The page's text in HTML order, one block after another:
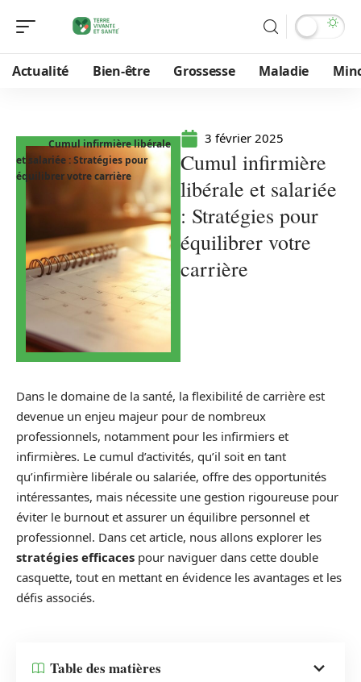
Actualité Bien-être Grossesse Maladie
Cumul infirmière libérale
et salariée : Stratégies pour
équilibrer votre carrière
3 février 2025
Cumul infirmière
libérale et salariée
: Stratégies pour
équilibrer votre
carrière
Dans le domaine de la santé, la flexibilité de carrière est
devenue un enjeu majeur pour de nombreux
professionnels, notamment pour les infirmiers et
infirmières. Le cumul d’activités, qu’il soit en tant
qu’infirmière libérale ou salariée, offre des opportunités
intéressantes, mais nécessite une gestion rigoureuse pour
éviter le burnout et assurer un équilibre personnel et
professionnel. Dans cet article, nous allons explorer les
stratégies efficaces pour naviguer dans cette double
casquette, tout en mettant en évidence les avantages et les
défis associés.
Table des matières